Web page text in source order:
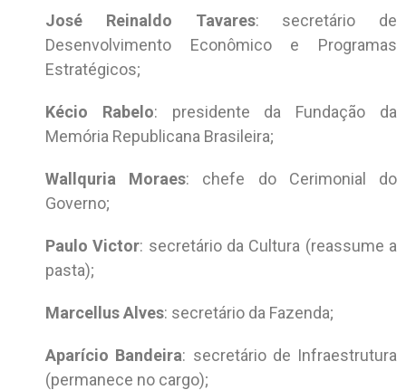
José Reinaldo Tavares: secretário de
Desenvolvimento Econômico e Programas
Estratégicos;
Kécio Rabelo: presidente da Fundação da
Memória Republicana Brasileira;
Wallquria Moraes: chefe do Cerimonial do
Governo;
Paulo Victor: secretário da Cultura (reassume a
pasta);
Marcellus Alves: secretário da Fazenda;
Aparício Bandeira: secretário de Infraestrutura
(permanece no cargo);